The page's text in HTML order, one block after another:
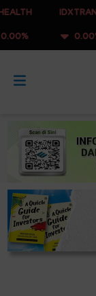
IDXTRANS
0.00%